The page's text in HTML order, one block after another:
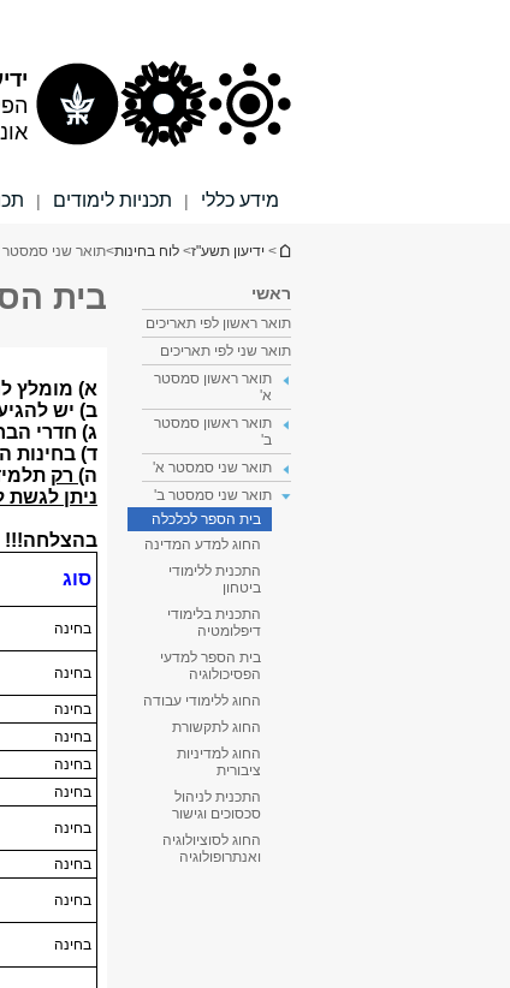
מידע כללי | תכניות לימודים |
הינך נמצא כאן
> ידיעון תשע"ז> לוח בחינות>תואר שני סמסטר
ראשי
תואר ראשון לפי תאריכים
תואר שני לפי תאריכים
תואר ראשון סמסטר
א'
תואר ראשון סמסטר
ב'
תואר שני סמסטר א'
תואר שני סמסטר ב'
בית הספר לכלכלה
החוג למדע המדינה
התכנית ללימודי
ביטחון
התכנית בלימודי
דיפלומטיה
בית הספר למדעי
הפסיכולוגיה
החוג ללימודי עבודה
החוג לתקשורת
החוג למדיניות
ציבורית
התכנית לניהול
סכסוכים וגישור
החוג לסוציולוגיה
ואנתרופולוגיה
בית